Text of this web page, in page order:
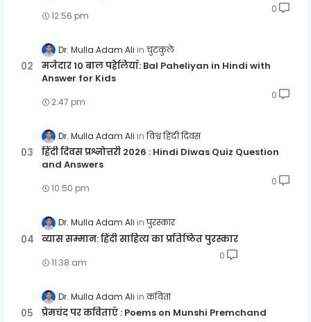
12:56 pm
0
Dr. Mulla Adam Ali चुटकुले
मजेदार 10 बाल पहेलियाँ: Bal Paheliyan in Hindi with
Answer for Kids
2:47 pm
0
Dr. Mulla Adam Ali विश्व हिंदी दिवस
हिंदी दिवस प्रश्नोत्तरी 2026 : Hindi Diwas Quiz Question
and Answers
10:50 pm
0
Dr. Mulla Adam Ali पुरस्कार
व्यास सम्मान: हिंदी साहित्य का प्रतिष्ठित पुरस्कार
11:38 am
0
Dr. Mulla Adam Ali कविता
प्रेमचंद पर कविताएँ : Poems on Munshi Premchand